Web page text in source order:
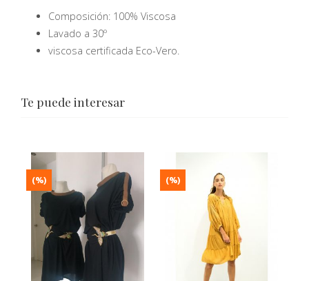
Composición: 100% Viscosa
Lavado a 30º
viscosa certificada Eco-Vero.
Te puede interesar
(%) (%)